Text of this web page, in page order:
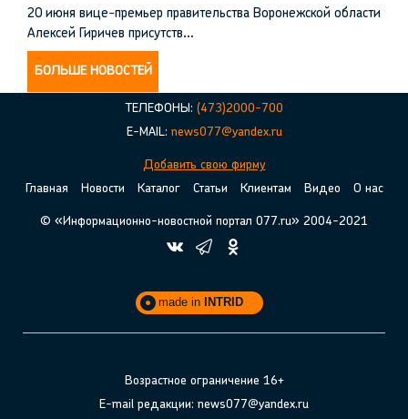
20 июня вице-премьер правительства Воронежской области
Алексей Гиричев присутств…
БОЛЬШЕ НОВОСТЕЙ
ТЕЛЕФОНЫ: (473)2000-700
E-MAIL: news077@yandex.ru
Добавить свою фирму
Главная
Новости Каталог Статьи Клиентам Видео О нас
© «Информационно-новостной портал 077.ru» 2004-2021
made in INTRID
Возрастное ограничение 16+
E-mail редакции: news077@yandex.ru